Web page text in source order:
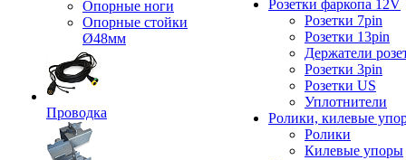
Опорные ноги
Опорные стойки
Ø48мм
Проводка
Розетки фаркопа 12V
Розетки 7pin
Розетки 13pin
Держатели
Розетки 3pin
Розетки US
Уплотнители
Ролики, килевые
Ролики
Килевые упоры